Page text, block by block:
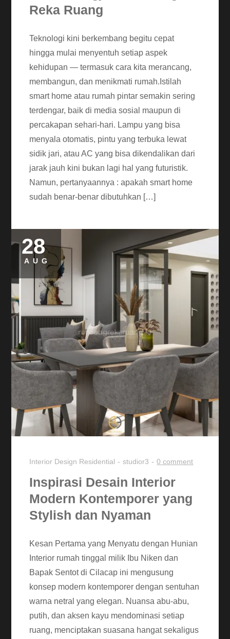
Reka Ruang
Teknologi kini berkembang begitu cepat
hingga mulai menyentuh setiap aspek
kehidupan — termasuk cara kita merancang,
membangun, dan menikmati rumah.Istilah
smart home atau rumah pintar semakin sering
terdengar, baik di media sosial maupun di
percakapan sehari-hari. Lampu yang bisa
menyala otomatis, pintu yang terbuka lewat
sidik jari, atau AC yang bisa dikendalikan dari
jarak jauh kini bukan lagi hal yang futuristik.
Namun, pertanyaannya : apakah smart home
sudah benar-benar dibutuhkan […]
28
AUG
Interior Design Residential studior3 0 comment
Inspirasi Desain Interior
Modern Kontemporer yang
Stylish dan Nyaman
Kesan Pertama yang Menyatu dengan Hunian
Interior rumah tinggal milik Ibu Niken dan
Bapak Sentot di Cilacap ini mengusung
konsep modern kontemporer dengan sentuhan
warna netral yang elegan. Nuansa abu-abu,
putih, dan aksen kayu mendominasi setiap
ruang, menciptakan suasana hangat sekaligus